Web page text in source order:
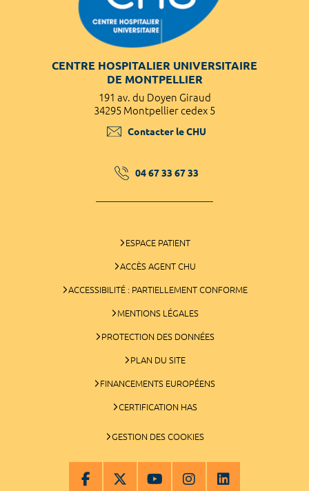
CENTRE HOSPITALIER UNIVERSITAIRE
DE MONTPELLIER
191 av. du Doyen Giraud
34295 Montpellier cedex 5
Contacter le CHU
04 67 33 67 33
ESPACE PATIENT
ACCÈS AGENT CHU
ACCESSIBILITÉ : PARTIELLEMENT CONFORME
MENTIONS LÉGALES
PROTECTION DES DONNÉES
PLAN DU SITE
FINANCEMENTS EUROPÉENS
CERTIFICATION HAS
GESTION DES COOKIES